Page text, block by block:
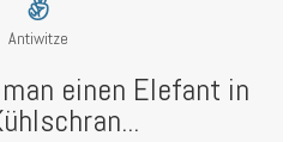
Antiwitze
einen Elefant in